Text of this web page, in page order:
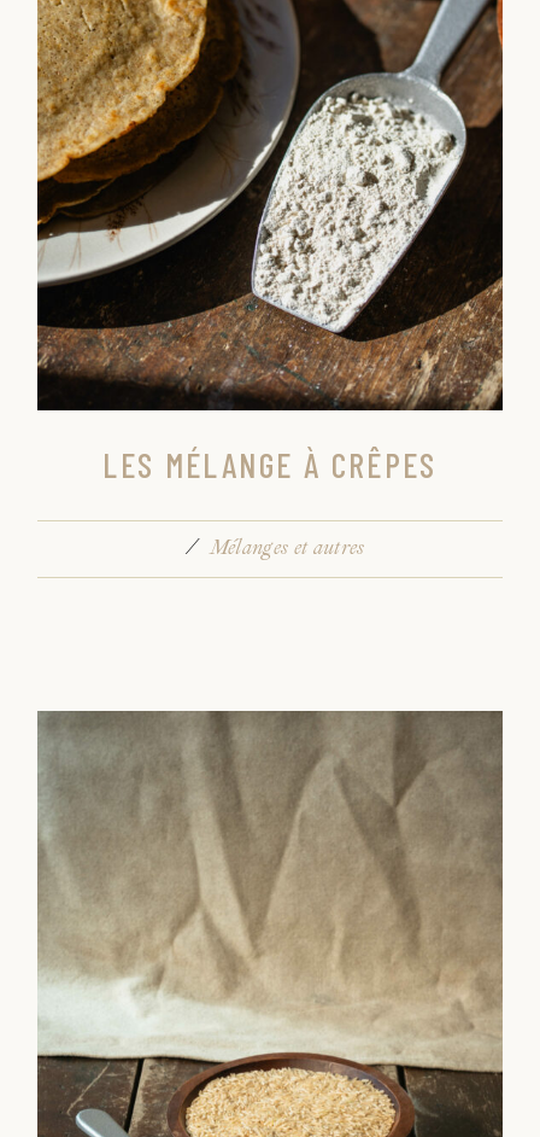
LES MÉLANGE À CRÊPES
Mélanges et autres